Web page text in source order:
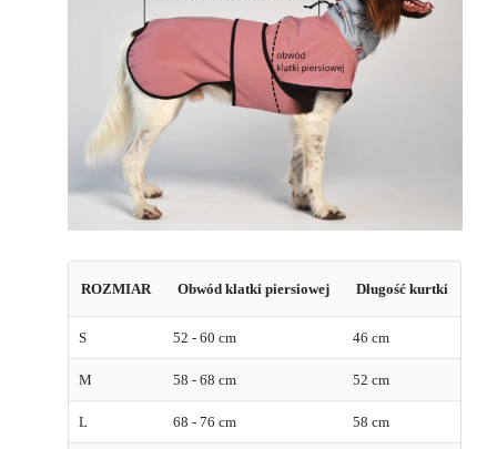
ROZMIAR Obwód klatki piersiowej Długość kurtki
S 52 - 60 cm 46 cm
M 58 - 68 cm 52 cm
L 68 - 76 cm 58 cm